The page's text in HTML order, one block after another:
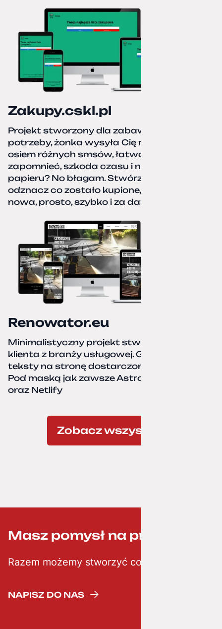
Zakupy.cskl.pl
Projekt stworzony dla zabawy i realnej
potrzeby, żonka wysyła Cię na zakupy,
osiem różnych smsów, łatwo coś pominać,
zapomnieć, szkoda czasu i nerwów. Kartka
papieru? No błagam. Stwórz listę zakupów,
odznacz co zostało kupione, zacznij od
nowa, prosto, szybko i za darmo.
Renowator.eu
Minimalistyczny projekt stworzony dla
klienta z branży usługowej. Grafiki oraz
teksty na stronę dostarczone przez klienta.
Pod maską jak zawsze Astro, TailwindCSS,
oraz Netlify
Zobacz wszystkie
Masz pomysł na projekt? ;-)
Razem możemy stworzyć coś kreatywnego
NAPISZ DO NAS